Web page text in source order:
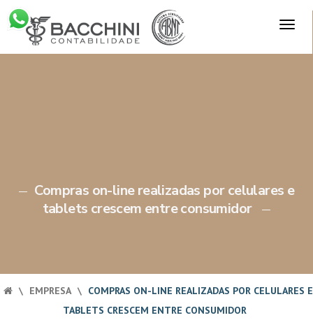
Skip
to
content
×
Compras on-line realizadas por celulares e
tablets crescem entre consumidor
\ EMPRESA \ COMPRAS ON-LINE REALIZADAS POR CELULARES E
TABLETS CRESCEM ENTRE CONSUMIDOR